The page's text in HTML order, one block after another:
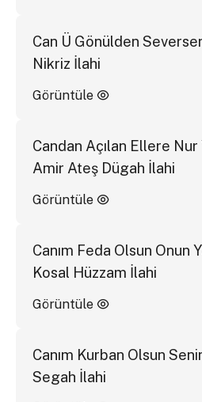
Can Ü Gönülden
Nikriz İlahi
Görüntüle
Candan Açılan Ellere Nur
Amir Ateş Dügah İlahi
Görüntüle
Canım Feda Olsun Onun
Kosal Hüzzam İlahi
Görüntüle
Canım Kurban Olsun
Segah İlahi